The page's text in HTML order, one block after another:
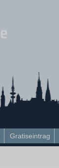
Gratiseintrag